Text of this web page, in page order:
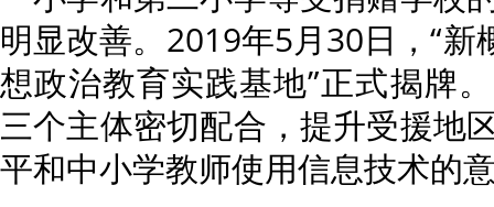
明显改善。2019年5月30日，“新
想政治教育实践基地”正式揭牌
三个主体密切配合，提升受援地
平和中小学教师使用信息技术的